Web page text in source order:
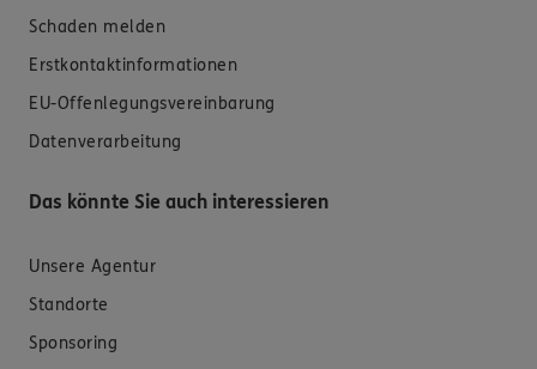
Schaden melden
Erstkontaktinformationen
EU-Offenlegungsvereinbarung
Datenverarbeitung
Das könnte Sie auch interessieren
Unsere Agentur
Standorte
Sponsoring